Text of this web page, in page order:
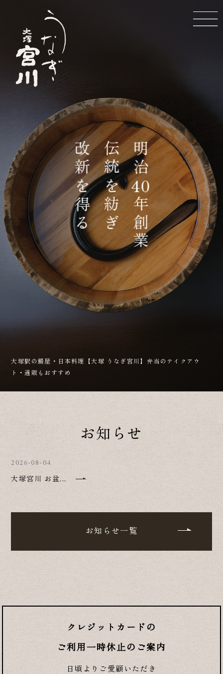
ホーム
コース
日本酒
店舗情報
地図
お知らせ お持ち帰り 通販
ご予約・お問い合わせ
03-3945-1313
WEB予約はこちら
明治
40
年創業
伝統を紡ぎ
改新を得る
大塚駅の鰻屋・日本料理【大塚 うなぎ宮川】弁当のテイクアウ
ト・通販もおすすめ
お知らせ
2026-08-04
大塚宮川 お盆...
お知らせ一覧
クレジットカードの
ご利用一時休止のご案内
日頃よりご愛顧いただき